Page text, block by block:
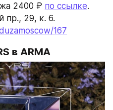
2400 ₽ по ссылке.
пр., 29, к. 6.
167
в ARMA